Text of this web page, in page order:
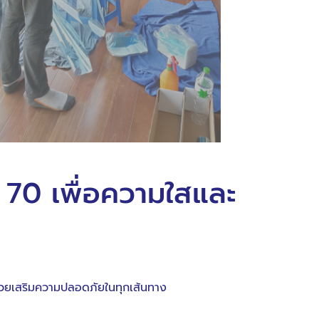
เพื่อความใสและ
เสริมความปลอดภัยในทุกเส้นทาง